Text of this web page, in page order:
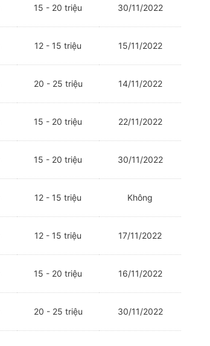
15 - 20 triệu 30/11/2022
12 - 15 triệu 15/11/2022
20 - 25 triệu 14/11/2022
15 - 20 triệu 22/11/2022
15 - 20 triệu 30/11/2022
12 - 15 triệu Không
12 - 15 triệu 17/11/2022
15 - 20 triệu 16/11/2022
20 - 25 triệu 30/11/2022